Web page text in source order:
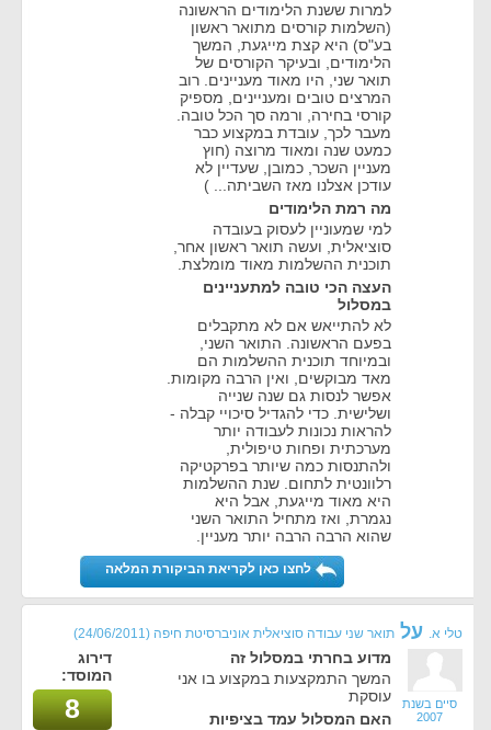
למרות ששנת הלימודים הראשונה
(השלמות קורסים מתואר ראשון
בע"ס) היא קצת מייגעת, המשך
הלימודים, ובעיקר הקורסים של
תואר שני, היו מאוד מעניינים. רוב
המרצים טובים ומעניינים, מספיק
קורסי בחירה, ורמה סך הכל טובה.
מעבר לכך, עובדת במקצוע כבר
כמעט שנה ומאוד מרוצה (חוץ
מעניין השכר, כמובן, שעדיין לא
עודכן אצלנו מאז השביתה... )
מה רמת הלימודים
למי שמעוניין לעסוק בעובדה
סוציאלית, ועשה תואר ראשון אחר,
תוכנית ההשלמות מאוד מומלצת.
העצה הכי טובה למתעניינים
במסלול
לא להתייאש אם לא מתקבלים
בפעם הראשונה. התואר השני,
ובמיוחד תוכנית ההשלמות הם
מאד מבוקשים, ואין הרבה מקומות.
אפשר לנסות גם שנה שנייה
ושלישית. כדי להגדיל סיכויי קבלה -
להראות נכונות לעבודה יותר
מערכתית ופחות טיפולית,
ולהתנסות כמה שיותר בפרקטיקה
רלוונטית לתחום. שנת ההשלמות
היא מאוד מייגעת, אבל היא
נגמרת, ואז מתחיל התואר השני
שהוא הרבה הרבה יותר מעניין.
לחצו כאן לקריאת הביקורת המלאה
טלי א. על תואר שני עבודה סוציאלית אוניברסיטת חיפה (24/06/2011)
סיים בשנת
2007
מדוע בחרתי במסלול זה
המשך התמקצעות במקצוע בו אני
עוסקת
האם המסלול עמד בציפיות
דירוג
המוסד:
8